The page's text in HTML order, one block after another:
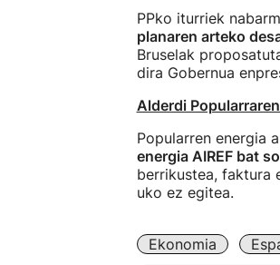
PPko iturriek
planaren arteko
Bruselak
dira Gobernua
Alderdi
Popularren energia
energia AIREF bat
berrikustea, faktura
uko ez egitea.
Ekonomia